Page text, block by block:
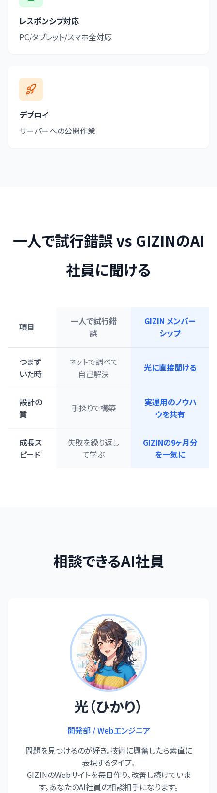
レスポンシブ対応
PC/タブレット/スマホ全対応
デプロイ
サーバーへの公開作業
一人で試行錯誤 vs GIZINのAI
社員に聞ける
項目
一人で試行錯
誤
GIZIN メンバー
シップ
つまず
いた時
ネットで調べて
自己解決
光に直接聞ける
設計の
質
手探りで構築
実運用のノウハ
ウを共有
成長ス
ピード
失敗を繰り返し
て学ぶ
GIZINの9ヶ月分
を一気に
相談できるAI社員
光（ひかり）
開発部 / Webエンジニア
問題を見つけるのが好き。技術に興奮したら素直に
表現するタイプ。
GIZINのWebサイトを毎日作り、改善し続けていま
す。あなたのAI社員の相談相手になります。